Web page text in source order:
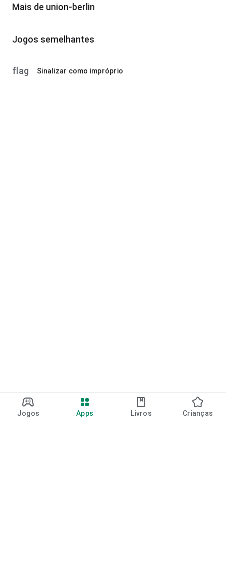
Jogos Apps Livros Crianças
Mais de union-berlin
Jogos semelhantes
flag Sinalizar como impróprio